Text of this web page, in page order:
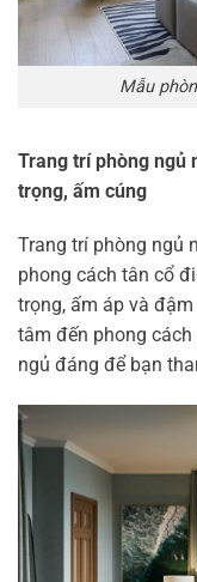
Mẫu
Trang trí phòng ngủ
trọng, ấm cúng
Trang trí phòng ngủ
phong cách tân cổ
trọng, ấm áp và
tâm đến phong
ngủ đáng để bạn